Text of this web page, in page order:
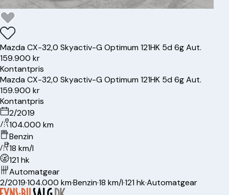
MazdaCX-32,0 Skyactiv-G Optimum 121HK 5d 6g Aut.
159.900 kr
Kontantpris
MazdaCX-32,0 Skyactiv-G Optimum 121HK 5d 6g Aut.
159.900 kr
Kontantpris
2/2019
104.000 km
Benzin
18 km/l
121 hk
Automatgear
2/2019·104.000 km·Benzin·18 km/l·121 hk·Automatgear